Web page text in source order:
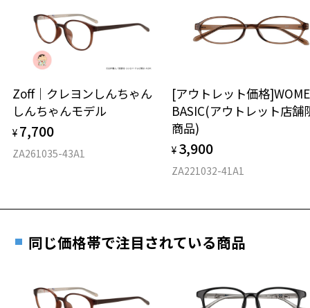
※柄や色味の出方に個体差があり、画像と異なる場合がございます。
Zoff SMART (ゾフ・スマート) ページをみる
お持ちのZoffメガネサイズを確認するには？
仕上がり寸法
D 仕上がりの横幅：約141mm
12.7g
※着脱式サングラス：デモレンズ、アタッチメント込みの重さ
きます。
※保証期間内に交換が行われた場合、保証期間は初期の期間から
延長されません。
安心2 視力測定無料
視力の変化を早めに発見するために、定期的な視
力測定をおすすめいたします。
安心3 かかり具合調整無料
す。
談ください。
＜メガネの度数情報がわからない方へ＞
オンラインストアでフレームのみ購入して、
実店舗で度付きにできます
ご購入時に「レンズ交換券」をお選びいただくと、実店舗で
度数を測定のうえ、度付きレンズ（標準セットレンズ）へ無
お近くのZoff実店舗にて度数を測定いただけます（無料）。
その際は記入用紙をダウンロードしてお使いください。
Zoff｜クレヨンしんちゃん
しんちゃんモデル
¥ 7,700
ZA261035-43A1
[アウトレット価格
BASIC(アウトレット店舗
商品)
¥ 3,900
ZA221032-41A1
同じ価格帯で注目されている商品